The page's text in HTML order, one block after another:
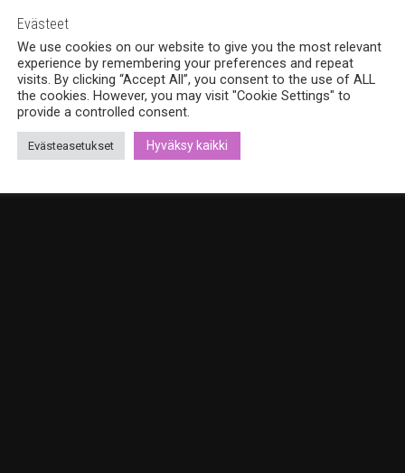
Evästeet
We use cookies on our website to give you the most relevant
experience by remembering your preferences and repeat
visits. By clicking “Accept All”, you consent to the use of ALL
the cookies. However, you may visit "Cookie Settings" to
provide a controlled consent.
Evästeasetukset Hyväksy kaikki